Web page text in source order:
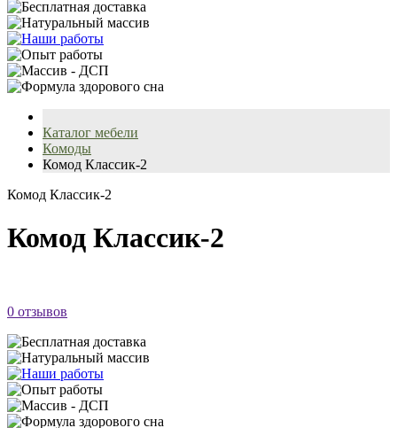
Каталог мебели
Комоды
Комод Классик-2
Комод Классик-2
Комод Классик-2
0 отзывов